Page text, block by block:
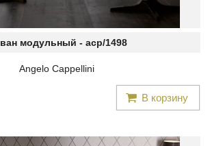
модульный - acp/1498
Angelo Cappellini
В корзину